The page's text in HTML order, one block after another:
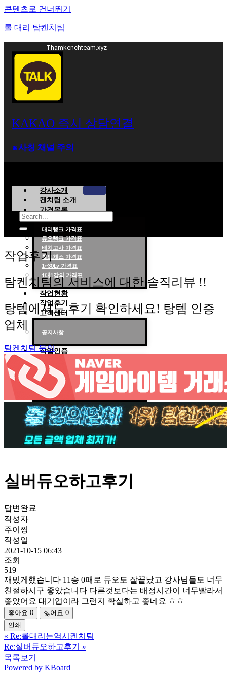
콘텐츠로 건너뛰기
롤 대리 탐켄치팀
Thamkenchteam.xyz
KAKAO 즉시 상담연결
⁕사칭 채널 주의
강사소개
켄치팀 소개
가격목록
대리랭크 가격표
듀오랭크 가격표
배치고사 가격표
롤토체스 가격표
1~30Lv 가격표
1대1강의 가격표
작업현황
작업후기
고객센터
공지사항
작업인증
천상계 작업인증
다이아 작업인증
브/실/골/플 작업인증
X
작업후기
탐켄치팀의 서비스에 대한 솔직리뷰 !!
탕템에서도 후기 확인하세요! 탕템 인증
업체
탐켄치팀 문의
실버듀오하고후기
답변완료
작성자
주이찡
작성일
2021-10-15 06:43
조회
519
재밌게했습니다 11승 0패로 듀오도 잘끝났고 강사님들도 너무
친절하시구 좋았습니다 다른것보다는 배정시간이 너무빨라서
좋았어요 대기업이라 그런지 확실하고 좋네요 ㅎㅎ
좋아요 0 싫어요 0
인쇄
« Re:롤대리는역시켄치팀
Re:실버듀오하고후기
»
목록보기
Powered by KBoard